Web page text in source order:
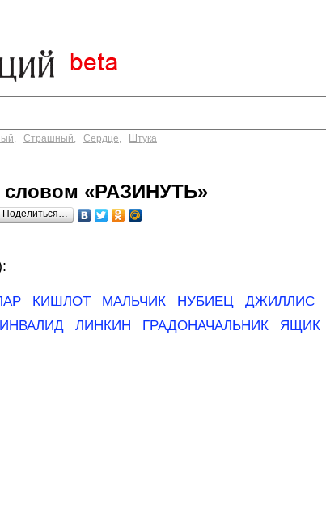
, Страшный, Сердце, Штука
словом «РАЗИНУТЬ»
Поделиться…
КИШЛОТ МАЛЬЧИК НУБИЕЦ ДЖИЛЛИС
ИНВАЛИД ЛИНКИН ГРАДОНАЧАЛЬНИК ЯЩИК